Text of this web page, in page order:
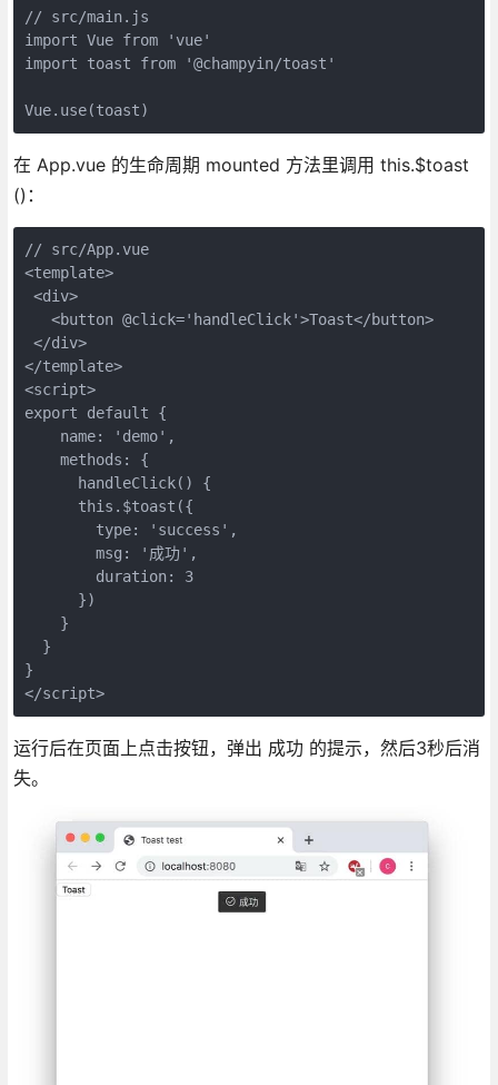
// src/main.js
import Vue from 'vue'
import toast from '@champyin/toast'
Vue.use(toast)
在 App.vue 的生命周期 mounted 方法里调用 this.$toast
()：
// src/App.vue
<template>
<div>
   <button @click='handleClick'>Toast</button>
</div>
</template>
<script>
export default {
    name: 'demo',
    methods: {
      handleClick() {
      this.$toast({
        type: 'success',
        msg: '成功',
        duration: 3
      })
    }
  }
}
</script>
运行后在页面上点击按钮，弹出 成功 的提示，然后3秒后消
失。